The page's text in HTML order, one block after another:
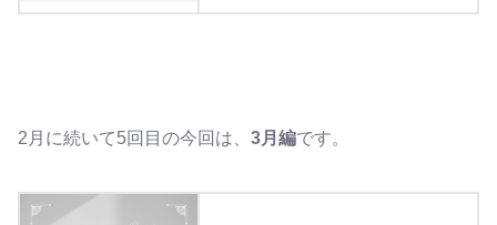
ンの魅力8選
2月に続いて5回目の今回は、 3月編です。